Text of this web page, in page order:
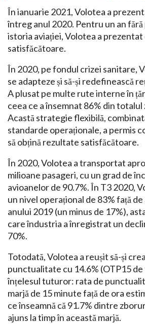
În ianuarie 2021, Volotea a
întreg anul 2020. Pentru un an
istoria aviației, Volotea a
satisfăcătoare.
În 2020, pe fondul crizei sanitare,
se adapteze și să-și redefinească
A plusat pe multe rute interne în
ceea ce a însemnat 86% din
Acastă strategie flexibilă,
standarde operaționale, a permis
să obțină rezultate satisfăcătoare.
În 2020, Volotea a transportat
milioane pasageri, cu un grad de
avioanelor de 90.7%. În T3 2020,
un nivel operațional de 83% față de
anului 2019 (un minus de 17%),
care îndustria a înregistrat un
70%.
Totodată, Volotea a reușit să-și
punctualitate cu 14.6% (OTP15 de
înțelesul tuturor: rata de
marjă de 15 minute față de ora
ce înseamnă că 91.7% dintre
ajuns la timp în această marjă.